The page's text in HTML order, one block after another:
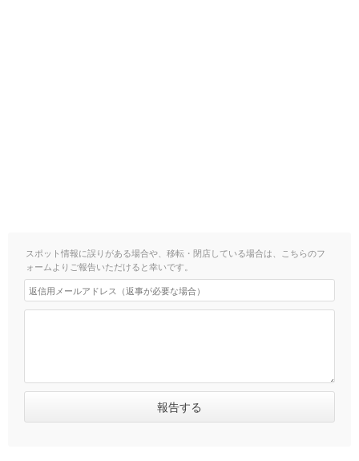
スポット情報に誤りがある場合や、移転・閉店している場合は、こちらのフ
ォームよりご報告いただけると幸いです。